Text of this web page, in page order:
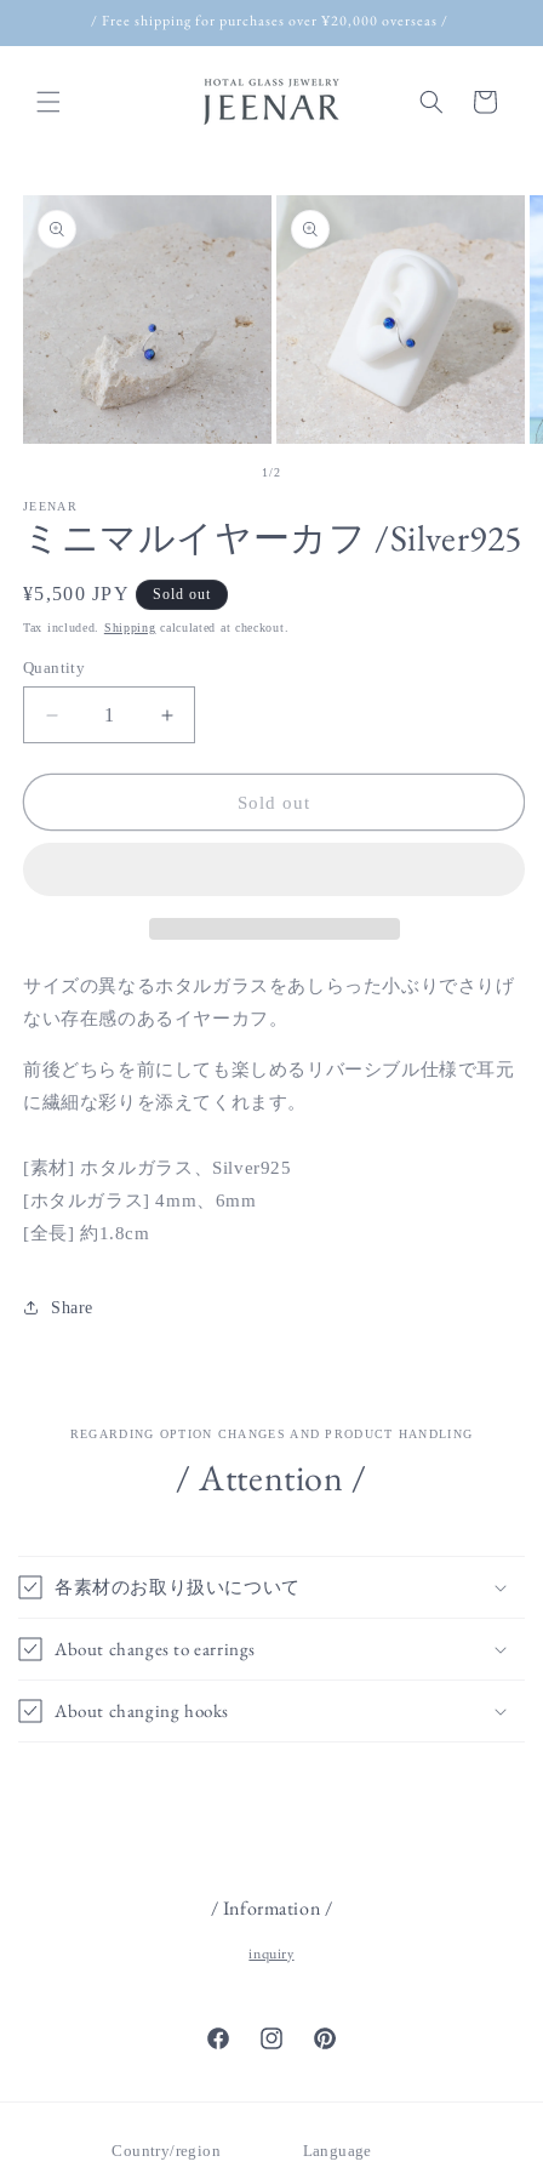
Skip to/ Free shipping for purchases over ¥20,000 overseas /
Cart
Skip to
product
information
in
modal
media
modal
1/of
2
JEENAR
ミニマルイヤーカフ /Silver925
Regular
price
¥5,500 JPY Sold out
Tax included. Shipping calculated at checkout.
Quantity
Decrease
quantity
for
ニ
ー
カ
/Silver925
Increase
quantity
for
ニ
イ
ー
カ
/Silver925
Sold out
サイズの異なるホタルガラスをあしらった小ぶりでさりげ
ない存在感のあるイヤーカフ。
前後どちらを前にしても楽しめるリバーシブル仕様で耳元
に繊細な彩りを添えてくれます。
[素材] ホタルガラス、 Silver925
[ホタルガラス] 4mm、6mm
[全長]約1.8cm
Share
REGARDING OPTION CHANGES AND PRODUCT HANDLING
/ Attention /
各素材のお取り扱いについて
About changes to earrings
About changing hooks
/ Information /
inquiry
FacebookInstagramPinterest
Country/region Language